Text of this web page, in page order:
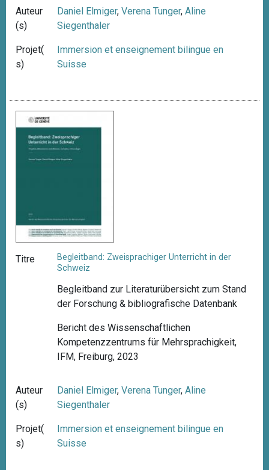
Auteur
(s)
Daniel Elmiger,Verena Tunger,Aline
Siegenthaler
Projet(
s)
Immersion et enseignement bilingue en
Suisse
Titre
Begleitband: Zweisprachiger Unterricht in der
Schweiz
Begleitband zur Literaturübersicht zum Stand
der Forschung & bibliografische Datenbank
Bericht des Wissenschaftlichen
Kompetenzzentrums für Mehrsprachigkeit,
IFM, Freiburg, 2023
Auteur
(s)
Daniel Elmiger,Verena Tunger,Aline
Siegenthaler
Projet(
s)
Immersion et enseignement bilingue en
Suisse